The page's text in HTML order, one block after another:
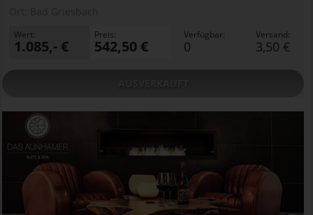
Wert:
1.085,- €
Preis:
542,50 €
Verfügbar:
0
Versand:
3,50 €